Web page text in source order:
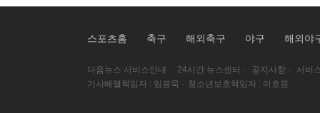
스포츠홈 축구 해외축구 야구 해외야
다음뉴스 서비스안내 · 24시간 뉴스센터 · 공지사항 ·
서비
기사배열책임자 : 임광욱 · 청소년보호책임자 : 이호원